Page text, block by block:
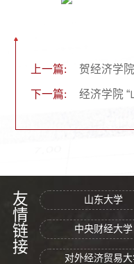
上一篇: 贺经济学
下一篇: 经济学院
友情链接 山东大学
中央财经大学
对外经济贸易